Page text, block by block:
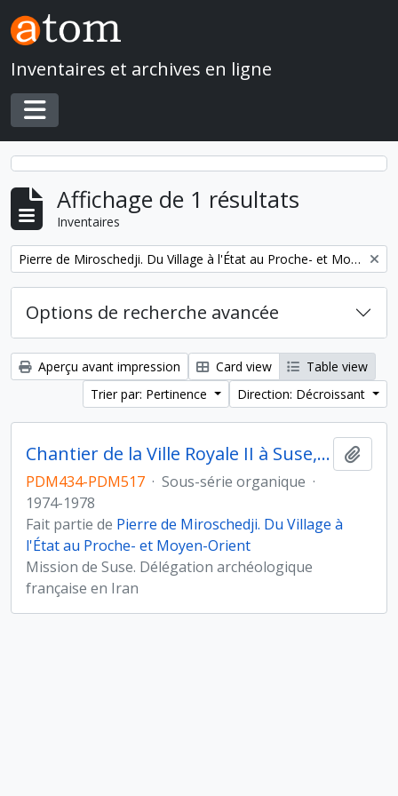
Skip to main content
Inventaires et archives en ligne
Toggle navigation
Affichage de 1 résultats
Inventaires
Remove filter: Pierre de Miroschedji. Du Village à l'État au Proche- et Moyen-Orient
Options de recherche avancée
Aperçu avant impression Card view
Table view
Trier par: Pertinence
Direction: Décroissant
Chantier de la Ville Royale II à Suse, Iran
PDM434-PDM517 · Sous-série organique ·
1974-1978
Fait partie de Pierre de Miroschedji. Du Village à
l'État au Proche- et Moyen-Orient
Mission de Suse. Délégation archéologique
française en Iran